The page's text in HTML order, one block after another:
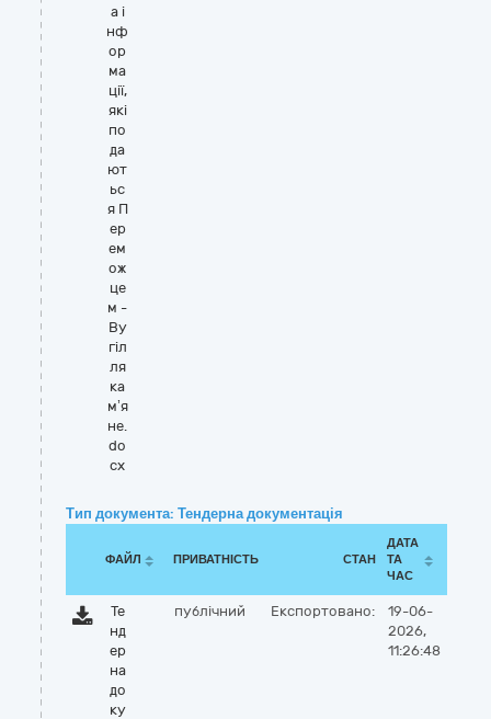
а і
нф
ор
ма
ції,
які
по
да
ют
ьс
я П
ер
ем
ож
це
м -
Ву
гіл
ля
ка
м’я
не.
do
cx
Тип документа: Тендерна документація
ФАЙЛ ПРИВАТНІСТЬ СТАН
ДАТА
ТА
ЧАС
Те
нд
ер
на
до
ку
публічний Експортовано:
19-06-
2026,
11:26:48